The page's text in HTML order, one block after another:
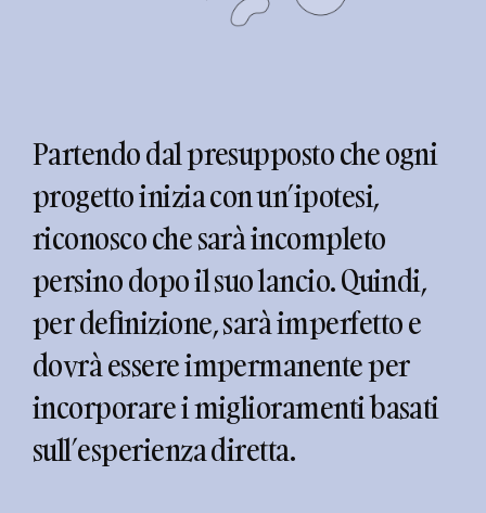
Partendo dal presupposto che ogni
progetto inizia con un’ipotesi,
riconosco che sarà incompleto
persino dopo il suo lancio. Quindi,
per definizione, sarà imperfetto e
dovrà essere impermanente per
incorporare i miglioramenti basati
sull’esperienza diretta.